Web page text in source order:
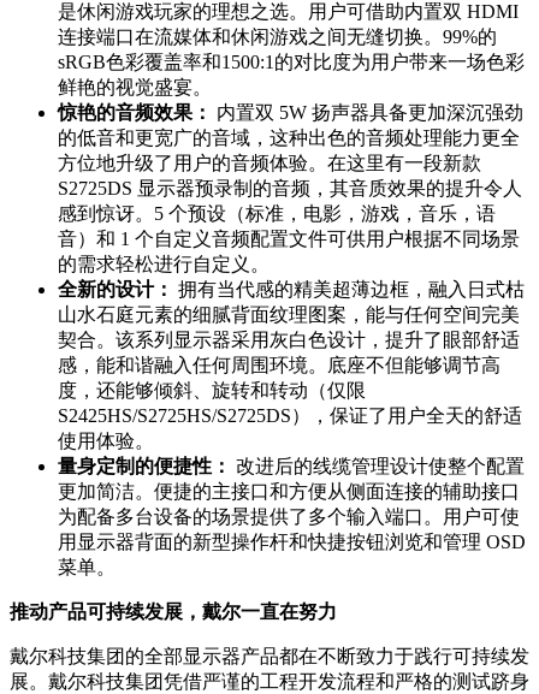
是休闲游戏玩家的理想之选。用户可借助内置双 HDMI
连接端口在流媒体和休闲游戏之间无缝切换。99%的
sRGB色彩覆盖率和1500:1的对比度为用户带来一场色彩
鲜艳的视觉盛宴。
惊艳的音频效果：
内置双 5W 扬声器具备更加深沉强劲
的低音和更宽广的音域，这种出色的音频处理能力更全
方位地升级了用户的音频体验。在这里有一段新款
S2725DS 显示器预录制的音频，其音质效果的提升令人
感到惊讶。5 个预设（标准，电影，游戏，音乐，语
音）和 1 个自定义音频配置文件可供用户根据不同场景
的需求轻松进行自定义。
全新的设计： 拥有当代感的精美超薄边框，融入日式枯
山水石庭元素的细腻背面纹理图案，能与任何空间完美
契合。该系列显示器采用灰白色设计，提升了眼部舒适
感，能和谐融入任何周围环境。底座不但能够调节高
度，还能够倾斜、旋转和转动（仅限
S2425HS/S2725HS/S2725DS），保证了用户全天的舒适
使用体验。
量身定制的便捷性： 改进后的线缆管理设计使整个配置
更加简洁。便捷的主接口和方便从侧面连接的辅助接口
为配备多台设备的场景提供了多个输入端口。用户可使
用显示器背面的新型操作杆和快捷按钮浏览和管理 OSD
菜单。
推动产品可持续发展，戴尔一直在努力
戴尔科技集团的全部显示器产品都在不断致力于践行可持续发
展。戴尔科技集团凭借严谨的工程开发流程和严格的测试跻身